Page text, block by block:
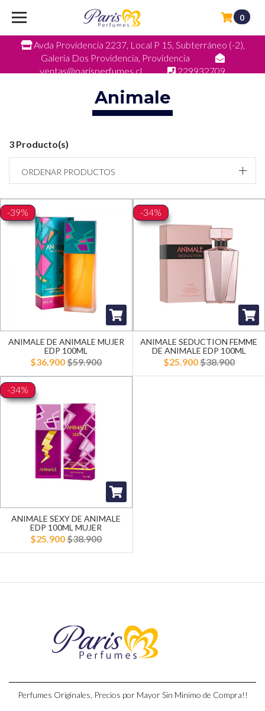
Avda Providencia 2237, Local P 15, Subterráneo (-2),
Galeria Dos Providencia, Providencia
ventas@parisperfumes.cl
229932709
0
Animale
3 Producto(s)
ORDENAR PRODUCTOS
-39%
ANIMALE DE ANIMALE MUJER
EDP 100ML
$36.900$59.900
-34%
ANIMALE SEDUCTION FEMME
DE ANIMALE EDP 100ML
$25.900$38.900
-34%
ANIMALE SEXY DE ANIMALE
EDP 100ML MUJER
$25.900$38.900
Perfumes Originales, Precios por Mayor Sin Minimo de Compra!!